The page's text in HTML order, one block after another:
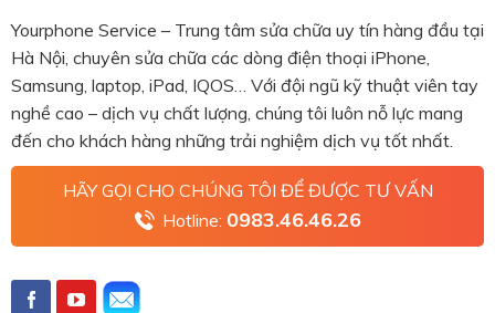
Yourphone Service – Trung tâm sửa chữa uy tín hàng đầu tại
Hà Nội, chuyên sửa chữa các dòng điện thoại iPhone,
Samsung, laptop, iPad, IQOS… Với đội ngũ kỹ thuật viên tay
nghề cao – dịch vụ chất lượng, chúng tôi luôn nỗ lực mang
đến cho khách hàng những trải nghiệm dịch vụ tốt nhất.
HÃY GỌI CHO CHÚNG TÔI ĐỂ ĐƯỢC TƯ VẤN
Hotline: 0983.46.46.26